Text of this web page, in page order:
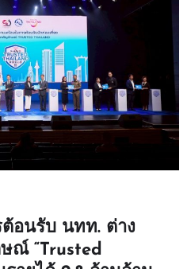
อนรับ นทท. ต่าง
ณ์ “Trusted